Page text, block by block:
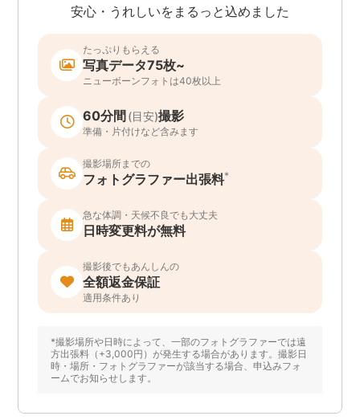
安心・うれしいをまるっと込めました
たっぷりもらえる
写真データ75枚~
ニューボーンフォトは40枚以上
60分間 (目安)撮影
準備・片付けなど含みます
撮影場所までの
フォトグラファー出張料*
急な体調・天候不良でも大丈夫
日時変更料が無料
撮影後でもあんしんの
全額返金保証
適用条件あり
*撮影場所や日時によって、一部のフォトグラファーでは遠
方出張料（+3,000円）が発生する場合があります。撮影日
時・場所・フォトグラファーが該当する場合、申込みフォ
ームでお知らせします。